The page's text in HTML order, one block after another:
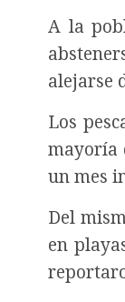
A la
alejarse
Los
mayoría
un mes
Del
en